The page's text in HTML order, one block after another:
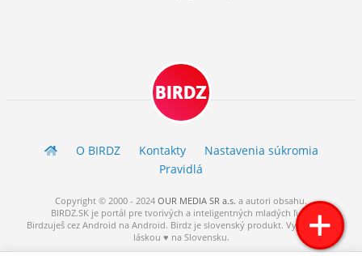
BIRDZ
O BIRDZ Kontakty
Nastavenia súkromia
Pravidlá
Copyright © 2000 - 2024 OUR MEDIA SR a.s. a autori obsahu.
BIRDZ.SK je portál pre tvorivých a inteligentných mladých ľudí.
Birdzuješ cez Android na Android. Birdz je slovenský produkt. Vytvorené s
láskou ♥ na Slovensku.